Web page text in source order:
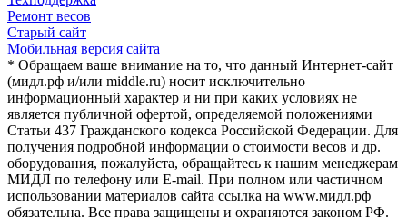
Ремонт весов
Старый сайт
Мобильная версия сайта
* Обращаем ваше внимание на то, что данный Интернет-сайт
(мидл.рф и/или middle.ru) носит исключительно
информационный характер и ни при каких условиях не
является публичной офертой, определяемой положениями
Статьи 437 Гражданского кодекса Российской Федерации. Для
получения подробной информации о стоимости весов и др.
оборудования, пожалуйста, обращайтесь к нашим менеджерам
МИДЛ по телефону или E-mail. При полном или частичном
использовании материалов сайта ссылка на www.мидл.рф
обязательна. Все права защищены и охраняются законом РФ.